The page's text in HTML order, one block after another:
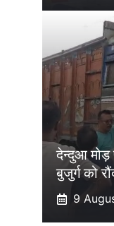
देन्दुआ मोड़
बुजुर्ग को
9